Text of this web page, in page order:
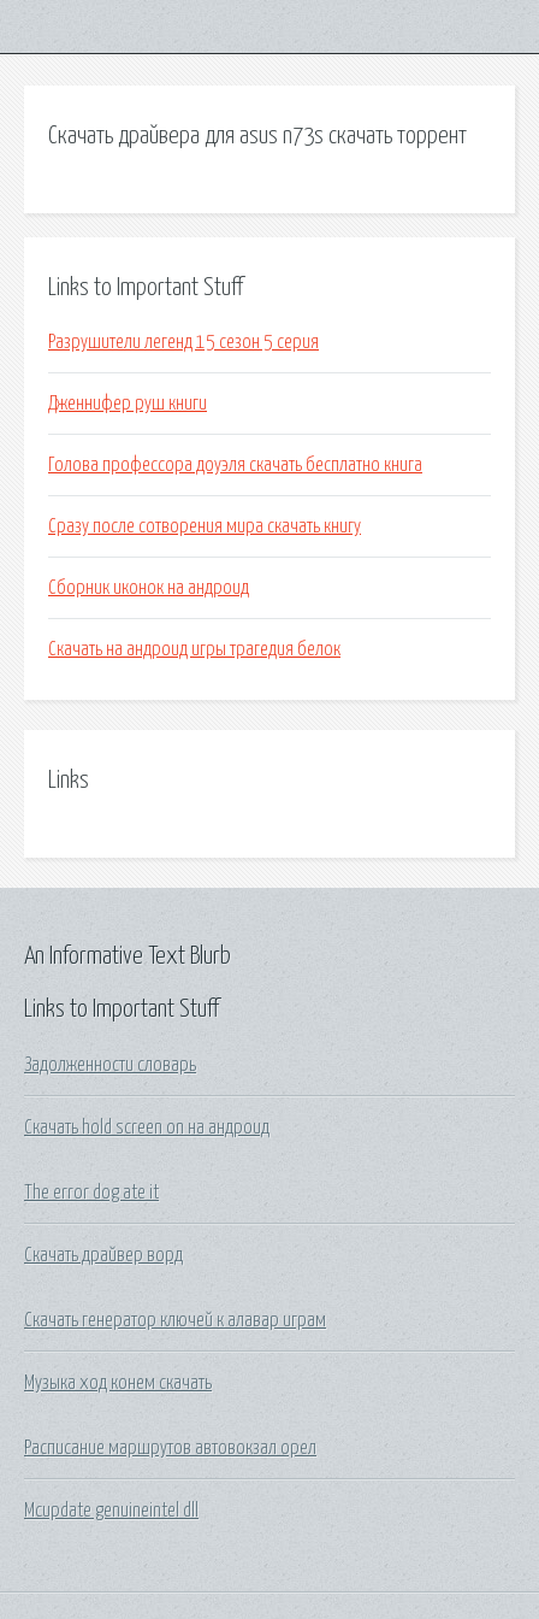
Скачать драйвера для asus n73s скачать торрент
Links to Important Stuff
Разрушители легенд 15 сезон 5 серия
Дженнифер руш книги
Голова профессора доуэля скачать бесплатно книга
Сразу после сотворения мира скачать книгу
Сборник иконок на андроид
Скачать на андроид игры трагедия белок
Links
Links to Important Stuff
Задолженности словарь
Скачать hold screen on на андроид
The error dog ate it
Скачать драйвер ворд
Скачать генератор ключей к алавар играм
Музыка ход конем скачать
Расписание маршрутов автовокзал орел
Mcupdate genuineintel dll
An Informative Text Blurb